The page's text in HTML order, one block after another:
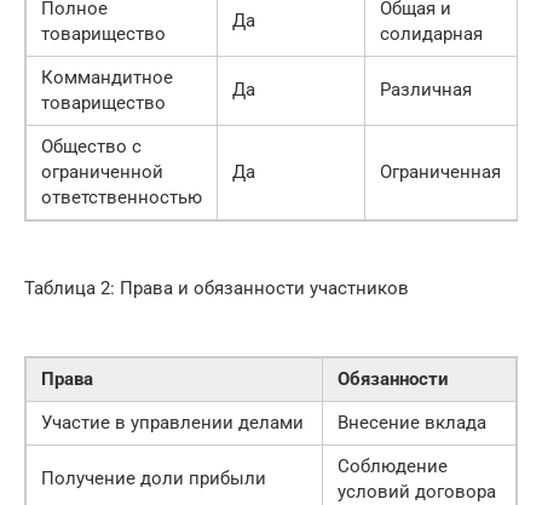
Полное
товарищество
Да
Общая и
солидарная
Коммандитное
товарищество
Да Различная
Общество с
ограниченной
ответственностью
Да Ограниченная
Таблица 2: Права и обязанности участников
Права
Обязанности
Участие в управлении делами
Внесение вклада
Получение доли прибыли
Соблюдение
условий договора